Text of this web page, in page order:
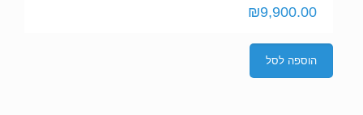
₪9,900.00
הוספה לסל